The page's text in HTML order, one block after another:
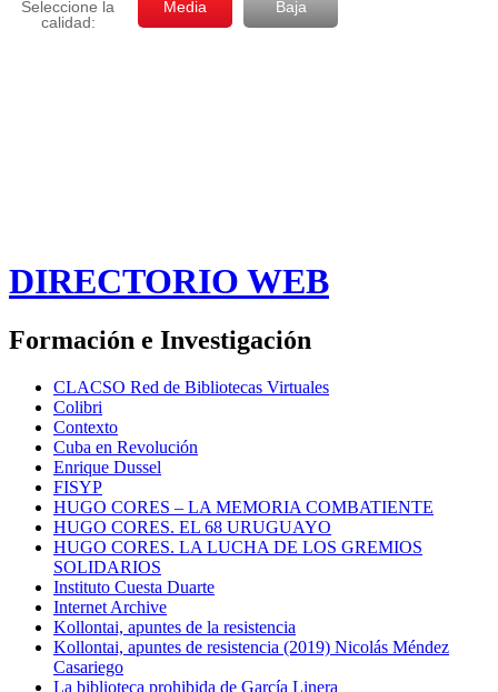
DIRECTORIO WEB
Formación e Investigación
CLACSO Red de Bibliotecas Virtuales
Colibri
Contexto
Cuba en Revolución
Enrique Dussel
FISYP
HUGO CORES – LA MEMORIA COMBATIENTE
HUGO CORES. EL 68 URUGUAYO
HUGO CORES. LA LUCHA DE LOS GREMIOS
SOLIDARIOS
Instituto Cuesta Duarte
Internet Archive
Kollontai, apuntes de la resistencia
Kollontai, apuntes de resistencia (2019) Nicolás Méndez
Casariego
La biblioteca prohibida de García Linera